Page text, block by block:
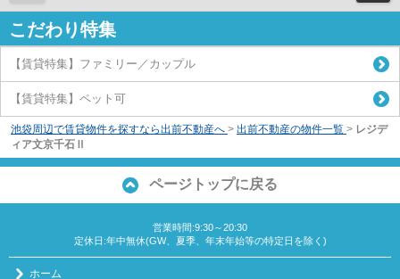
こだわり特集
【賃貸特集】ファミリー／カップル
【賃貸特集】ペット可
池袋周辺で賃貸物件を探すなら出前不動産へ > 出前不動産の物件一覧 > レジデ
ィア文京千石Ⅱ
ページトップに戻る
営業時間:9:30～20:30
定休日:年中無休(GW、夏季、年末年始等の特定日を除く)
ホーム